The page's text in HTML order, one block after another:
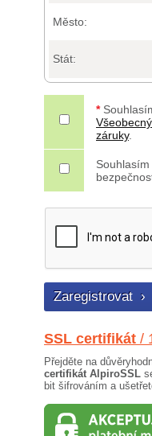
Město:
Stát:
*
záruky.
SSL certifikát /
Přejděte na
certifikát AlpiroSSL
bit šifrováním a